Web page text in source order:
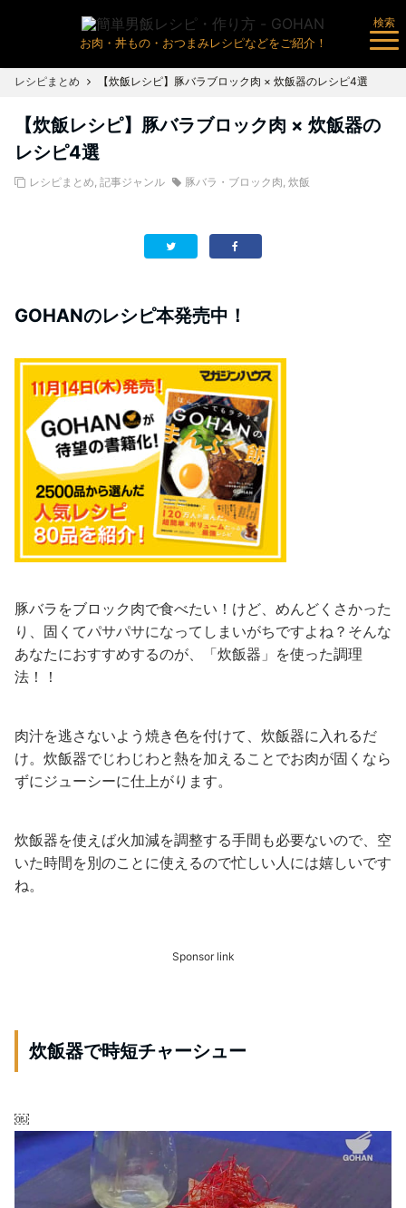
お肉・丼もの・おつまみレシピなどをご紹介！
検索
レシピまとめ 【炊飯レシピ】豚バラブロック肉 × 炊飯器のレシピ4選
【炊飯レシピ】豚バラブロック肉 × 炊飯器の
レシピ4選
レシピまとめ, 記事ジャンル 豚バラ・ブロック肉, 炊飯
GOHANのレシピ本発売中！
豚バラをブロック肉で食べたい！けど、めんどくさかった
り、固くてパサパサになってしまいがちですよね？そんな
あなたにおすすめするのが、「炊飯器」を使った調理
法！！
肉汁を逃さないよう焼き色を付けて、炊飯器に入れるだ
け。炊飯器でじわじわと熱を加えることでお肉が固くなら
ずにジューシーに仕上がります。
炊飯器を使えば火加減を調整する手間も必要ないので、空
いた時間を別のことに使えるので忙しい人には嬉しいです
ね。
Sponsor link
炊飯器で時短チャーシュー
￼